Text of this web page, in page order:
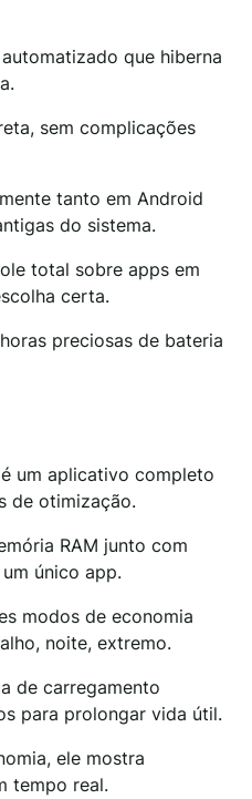
que hiberna
sem complicações
tanto em Android
do sistema.
total sobre apps em
certa.
preciosas de bateria
um aplicativo completo
de otimização.
RAM junto com
único app.
modos de economia
noite, extremo.
de carregamento
para prolongar vida útil.
ele mostra
tempo real.